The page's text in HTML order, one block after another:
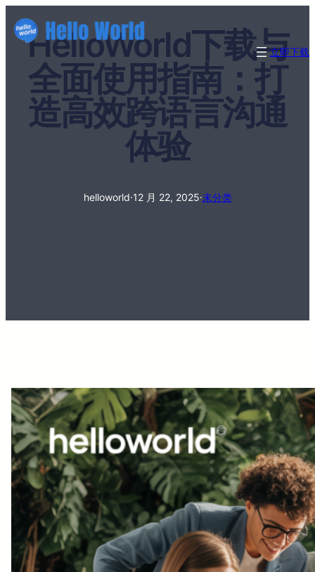
立即下载
HelloWorld下载与
全面使用指南：打
造高效跨语言沟通
体验
helloworld·12 月 22, 2025·未分类